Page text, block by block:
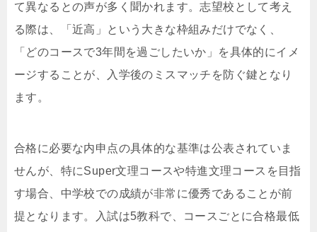
て異なるとの声が多く聞かれます。志望校として考え
る際は、「近高」という大きな枠組みだけでなく、
「どのコースで3年間を過ごしたいか」を具体的にイメ
ージすることが、入学後のミスマッチを防ぐ鍵となり
ます。
合格に必要な内申点の具体的な基準は公表されていま
せんが、特にSuper文理コースや特進文理コースを目指
す場合、中学校での成績が非常に優秀であることが前
提となります。入試は5教科で、コースごとに合格最低